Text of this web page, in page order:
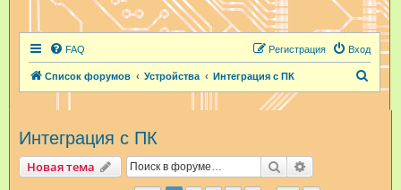
FAQ Вход
Регистрация
Список форумов Устройства Интеграция с ПК
Интеграция с ПК
Новая тема Поиск